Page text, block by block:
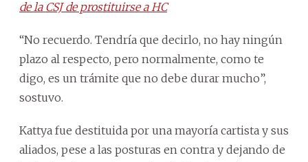
de la CSJ de prostituirse a HC
“No recuerdo. Tendría que decirlo, no hay ningún
plazo al respecto, pero normalmente, como te
digo, es un trámite que no debe durar mucho”,
sostuvo.
Kattya fue destituida por una mayoría cartista y sus
aliados, pese a las posturas en contra y dejando de